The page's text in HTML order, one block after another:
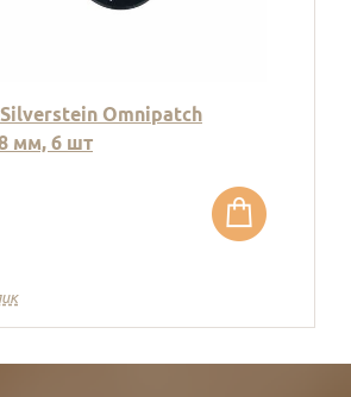
Omnipatch
мм, 6 шт